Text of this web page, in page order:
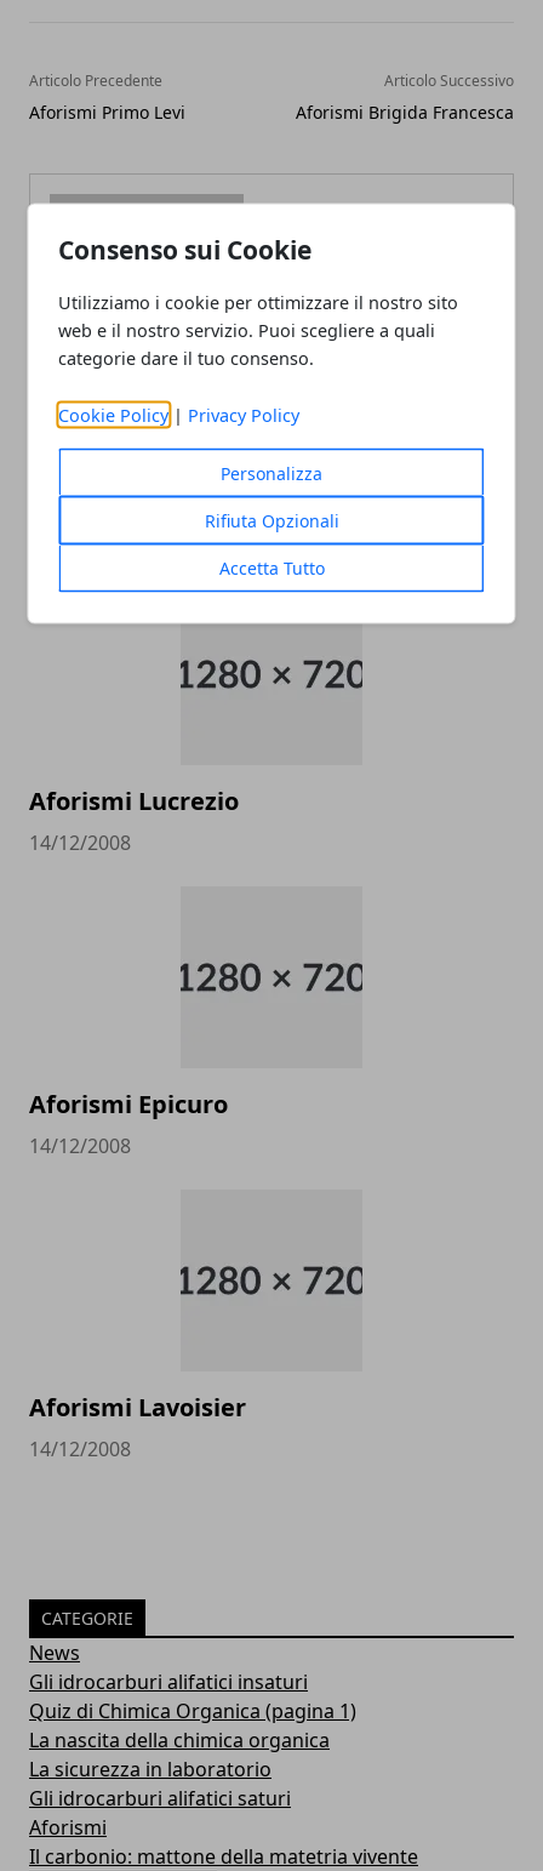
Consenso sui Cookie
Utilizziamo i cookie per ottimizzare il nostro sito
web e il nostro servizio. Puoi scegliere a quali
categorie dare il tuo consenso.
Cookie Policy | Privacy Policy
Personalizza
Rifiuta Opzionali
Accetta Tutto
Articolo Precedente
Aforismi Primo Levi
Articolo Successivo
Aforismi Brigida Francesca
Redazione
ARTICOLI CORRELATI
Aforismi Lucrezio
14/12/2008
Aforismi Epicuro
14/12/2008
Aforismi Lavoisier
14/12/2008
CATEGORIE
News
Gli idrocarburi alifatici insaturi
Quiz di Chimica Organica (pagina 1)
La nascita della chimica organica
La sicurezza in laboratorio
Gli idrocarburi alifatici saturi
Aforismi
Il carbonio: mattone della matetria vivente